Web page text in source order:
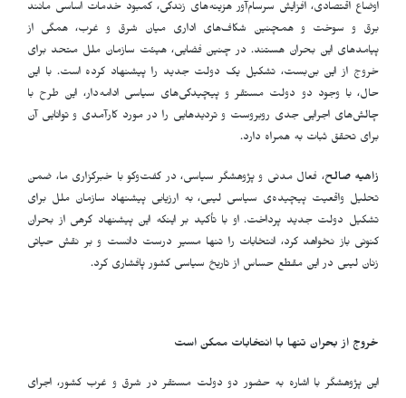
اوضاع اقتصادی، افزایش سرسام‌آور هزینه‌های زندگی، کمبود خدمات اساسی مانند
برق و سوخت و همچنین شکاف‌های اداری میان شرق و غرب، همگی از
پیامدهای این بحران هستند. در چنین فضایی، هیئت سازمان ملل متحد برای
خروج از این بن‌بست، تشکیل یک دولت جدید را پیشنهاد کرده است. با این
حال، با وجود دو دولت مستقر و پیچیدگی‌های سیاسی ادامه‌دار، این طرح با
چالش‌های اجرایی جدی روبروست و تردیدهایی را در مورد کارآمدی و توانایی آن
برای تحقق ثبات به همراه دارد.
زاهیه صالح، فعال مدنی و پژوهشگر سیاسی، در گفت‌وگو با خبرگزاری ما، ضمن
تحلیل واقعیت پیچیده‌ی سیاسی لیبی، به ارزیابی پیشنهاد سازمان ملل برای
تشکیل دولت جدید پرداخت. او با تأکید بر اینکه این پیشنهاد گرهی از بحران
کنونی باز نخواهد کرد، انتخابات را تنها مسیر درست دانست و بر نقش حیاتی
زنان لیبی در این مقطع حساس از تاریخ سیاسی کشور پافشاری کرد.
خروج از بحران تنها با انتخابات ممکن است
این پژوهشگر با اشاره به حضور دو دولت مستقر در شرق و غرب کشور، اجرای